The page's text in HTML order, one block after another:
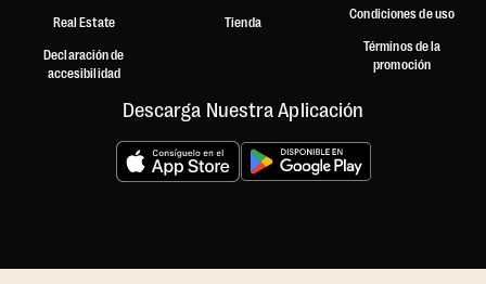
Real Estate
Declaración de
accesibilidad
Tienda
Condiciones de uso
Términos de la
promoción
Descarga Nuestra Aplicación